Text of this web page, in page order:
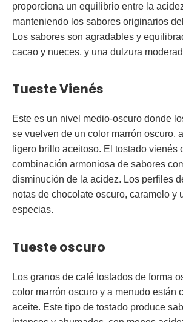
proporciona un equilibrio entre la
manteniendo los sabores originarios
Los sabores son agradables y
cacao y nueces, y una dulzura
Tueste Vienés
Este es un nivel medio-oscuro donde
se vuelven de un color marrón oscuro,
ligero brillo aceitoso. El tostado vienés
combinación armoniosa de sabores
disminución de la acidez. Los perfiles
notas de chocolate oscuro, caramelo y
especias.
Tueste oscuro
Los granos de café tostados de forma
color marrón oscuro y a menudo están
aceite. Este tipo de tostado produce